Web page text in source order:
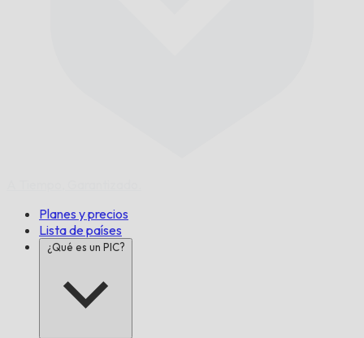
Planes y precios
Lista de países
¿Qué es un PIC?